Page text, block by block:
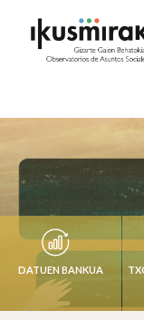
DATUEN BANKUA